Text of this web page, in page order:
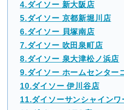
4.ダイソー 新大阪店
5.ダイソー 京都新堀川店
6.ダイソー 貝塚南店
7.ダイソー 吹田泉町店
8.ダイソー 泉大津松ノ浜店
9.ダイソー ホームセンター
10.ダイソー 伊川谷店
11.ダイソーサンシャインワ